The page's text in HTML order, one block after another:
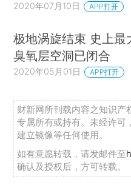
2020年07月10日 APP打开
极地涡旋结束 史上最
臭氧层空洞已闭合
2020年05月01日 APP打开
财新网所刊载内容之知识产
专属所有或持有。未经许可
建立镜像等任何使用。
如有意愿转载，请发邮件至
确认及授权后，方可转载。